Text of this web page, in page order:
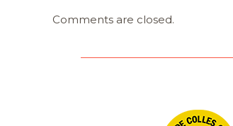
Comments are closed.